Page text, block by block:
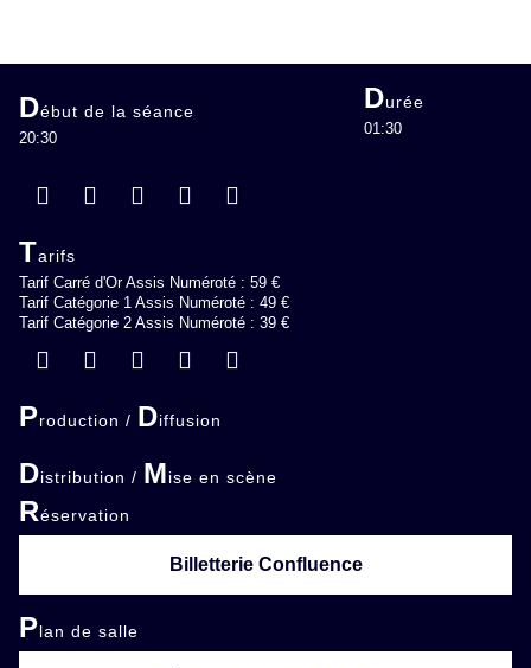
Début de la séance
20:30
Durée
01:30
Tarifs
Tarif Carré d'Or Assis Numéroté : 59 €
Tarif Catégorie 1 Assis Numéroté : 49 €
Tarif Catégorie 2 Assis Numéroté : 39 €
Production / Diffusion
Distribution / Mise en scène
Réservation
Billetterie Confluence
Plan de salle